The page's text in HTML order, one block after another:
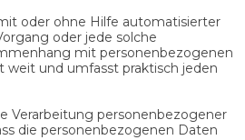
oder ohne Hilfe automatisierter
oder jede solche
mit personenbezogenen
weit und umfasst praktisch jeden
Verarbeitung personenbezogener
die personenbezogenen Daten